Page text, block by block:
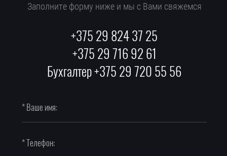
Заполните форму ниже и мы с Вами свяжемся
+375 29 824 37 25
+375 29 716 92 61
Бухгалтер +375 29 720 55 56